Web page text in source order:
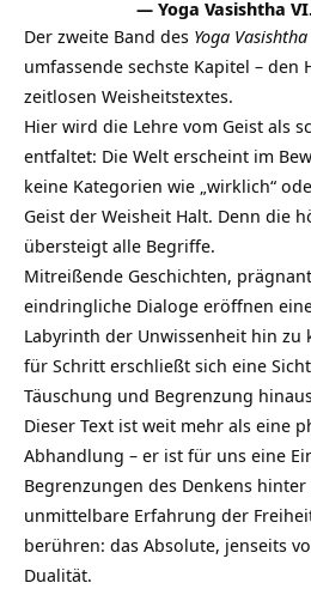
— Yoga Vasishtha
Der zweite Band des Yoga Vasishtha
umfassende sechste Kapitel – den
zeitlosen Weisheitstextes.
Hier wird die Lehre vom Geist als
entfaltet: Die Welt erscheint im
keine Kategorien wie „wirklich“
Geist der Weisheit Halt. Denn die
übersteigt alle Begriffe.
Mitreißende Geschichten,
eindringliche Dialoge eröffnen
Labyrinth der Unwissenheit hin zu
für Schritt erschließt sich eine
Täuschung und Begrenzung
Dieser Text ist weit mehr als eine
Abhandlung – er ist für uns eine
Begrenzungen des Denkens
unmittelbare Erfahrung der
berühren: das Absolute, jenseits
Dualität.